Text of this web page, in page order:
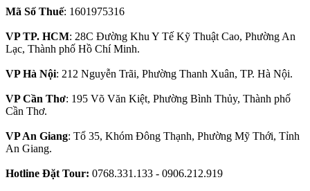
Mã Số Thuế: 1601975316
VP TP. HCM: 28C Đường Khu Y Tế Kỹ Thuật Cao, Phường An
Lạc, Thành phố Hồ Chí Minh.
VP Hà Nội: 212 Nguyễn Trãi, Phường Thanh Xuân, TP. Hà Nội.
VP Cần Thơ: 195 Võ Văn Kiệt, Phường Bình Thủy, Thành phố
Cần Thơ.
VP An Giang: Tổ 35, Khóm Đông Thạnh, Phường Mỹ Thới, Tỉnh
An Giang.
Hotline Đặt Tour: 0768.331.133 - 0906.212.919